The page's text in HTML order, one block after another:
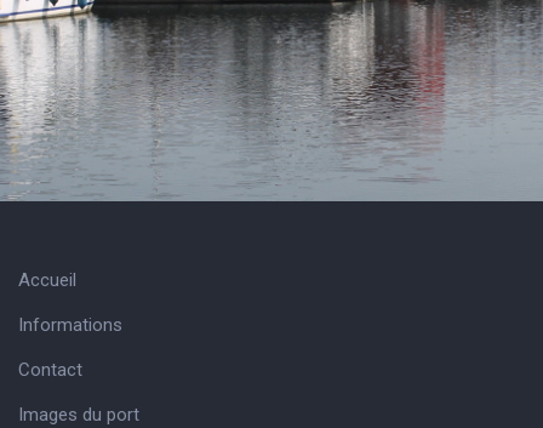
Accueil
Informations
Contact
Images du port